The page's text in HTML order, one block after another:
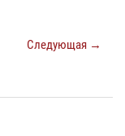
Следующая →